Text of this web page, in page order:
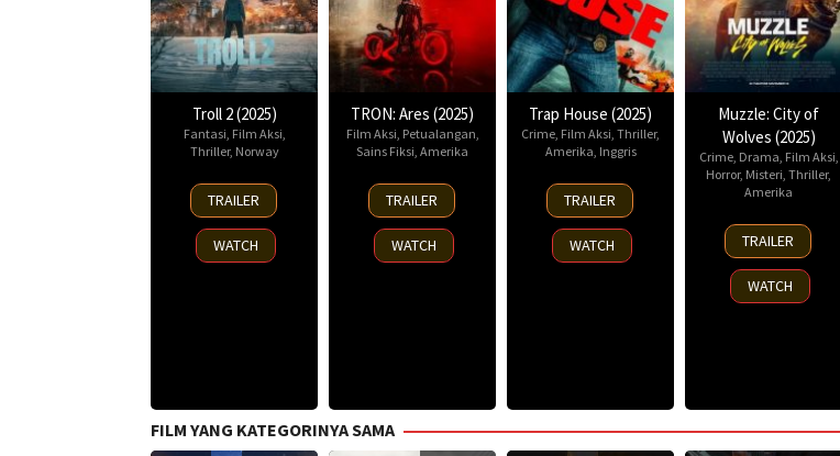
Troll 2 (2025)
Fantasi, Film Aksi,
Thriller, Norway
30
Nov
2025
TRAILER
WATCH
TRON: Ares (2025)
Film Aksi, Petualangan,
Sains Fiksi, Amerika
8
Oct
2025
TRAILER
WATCH
Trap House (2025)
Crime, Film Aksi, Thriller,
Amerika, Inggris
14
Nov
2025
TRAILER
WATCH
Muzzle: City of
Wolves (2025)
Crime, Drama, Film Aksi,
Horror, Misteri, Thriller,
Amerika
13
Nov
2025
TRAILER
WATCH
FILM YANG KATEGORINYA SAMA